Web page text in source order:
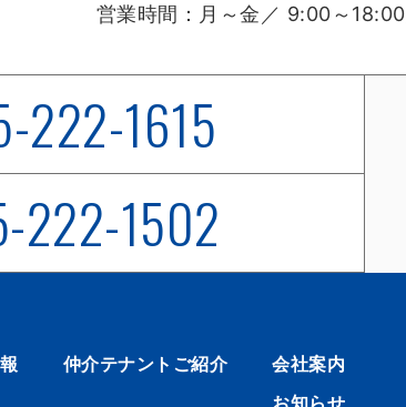
営業時間： 月～金／ 9:00～18:00
222-1615
222-1502
仲介テナントご紹介
会社案内
お知らせ